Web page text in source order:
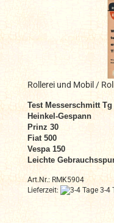
Rollerei und Mobil /
Test Messerschmitt Tg
Heinkel-Gespann
Prinz 30
Fiat 500
Vespa 150
Leichte
Art.Nr.: RMK5904
Lieferzeit:
3-4